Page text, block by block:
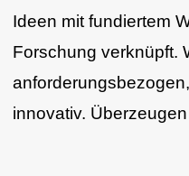
Ideen mit fundiertem
Forschung verknüpft.
innovativ.